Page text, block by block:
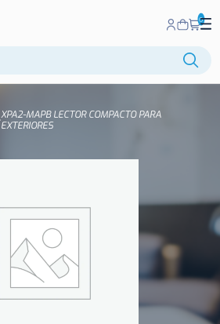
0
XPA2-MAPB LECTOR COMPACTO PARA
EXTERIORES